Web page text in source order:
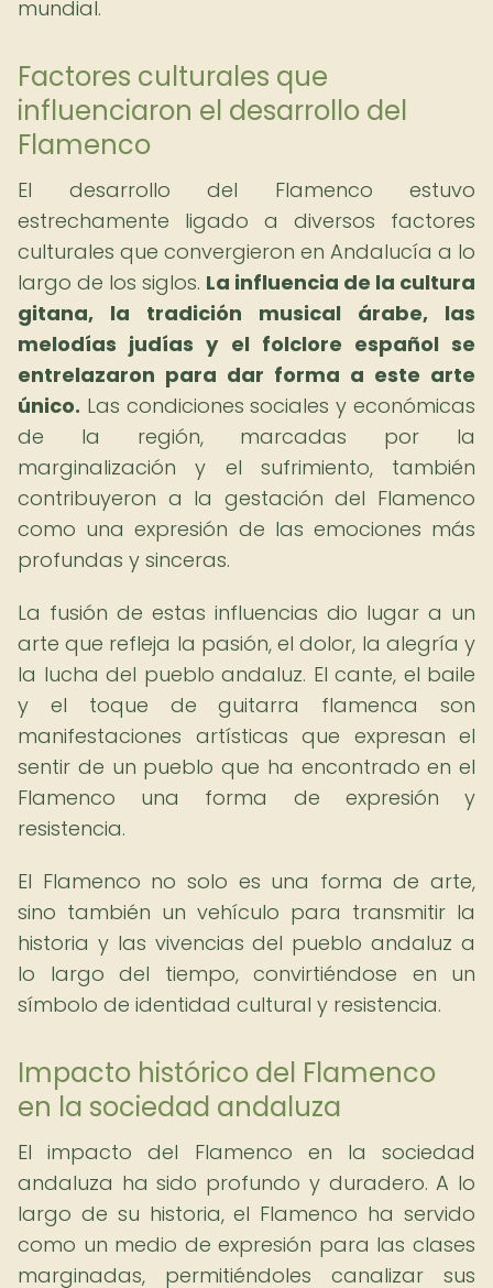
mundial.
Factores culturales que
influenciaron el desarrollo del
Flamenco
El desarrollo del Flamenco estuvo
estrechamente ligado a diversos factores
culturales que convergieron en Andalucía a lo
largo de los siglos. La influencia de la cultura
gitana, la tradición musical árabe, las
melodías judías y el folclore español se
entrelazaron para dar forma a este arte
único. Las condiciones sociales y económicas
de la región, marcadas por la
marginalización y el sufrimiento, también
contribuyeron a la gestación del Flamenco
como una expresión de las emociones más
profundas y sinceras.
La fusión de estas influencias dio lugar a un
arte que refleja la pasión, el dolor, la alegría y
la lucha del pueblo andaluz. El cante, el baile
y el toque de guitarra flamenca son
manifestaciones artísticas que expresan el
sentir de un pueblo que ha encontrado en el
Flamenco una forma de expresión y
resistencia.
El Flamenco no solo es una forma de arte,
sino también un vehículo para transmitir la
historia y las vivencias del pueblo andaluz a
lo largo del tiempo, convirtiéndose en un
símbolo de identidad cultural y resistencia.
Impacto histórico del Flamenco
en la sociedad andaluza
El impacto del Flamenco en la sociedad
andaluza ha sido profundo y duradero. A lo
largo de su historia, el Flamenco ha servido
como un medio de expresión para las clases
marginadas, permitiéndoles canalizar sus